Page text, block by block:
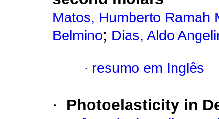
Matos, Humberto Ramah
Belmino; Dias, Aldo
· resumo em Inglês
· Photoelasticity in